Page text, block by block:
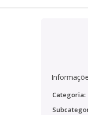
Categoria: